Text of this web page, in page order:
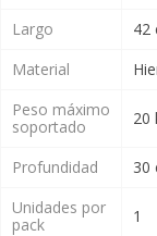
Largo
42
Material
Peso máximo
soportado
20
Profundidad
30
Unidades por
pack
1